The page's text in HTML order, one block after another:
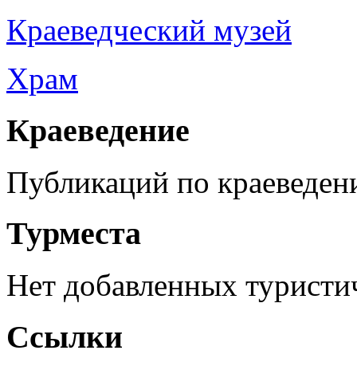
Краеведческий музей
Храм
Краеведение
Публикаций по
Турместа
Нет добавленных
Ссылки